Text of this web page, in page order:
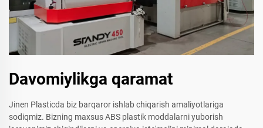
Davomiylikga qaramat
Jinen Plasticda biz barqaror ishlab chiqarish amaliyotlariga
sodiqmiz. Bizning maxsus ABS plastik moddalarni yuborish